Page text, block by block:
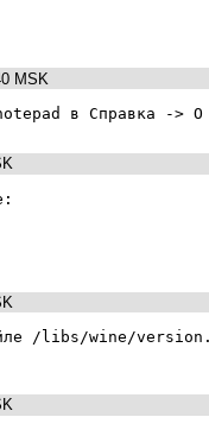
MSK
в Справка ->
/libs/wine/